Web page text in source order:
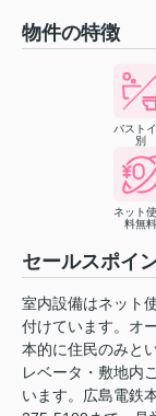
物件の特徴
バスト
別
ネット
料無料
セールスポイ
室内設備はネット
付けています。オ
本的に住民のみと
レベータ・敷地内
います。広島電鉄